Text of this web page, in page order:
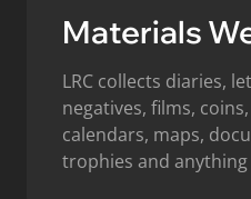
Materials
LRC collects diaries,
negatives, films,
calendars, maps,
trophies and